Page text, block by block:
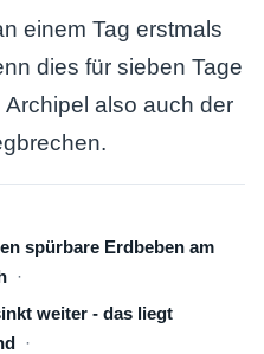
einem Tag erstmals
dies für sieben Tage
also auch der
spürbare Erdbeben am
weiter - das liegt